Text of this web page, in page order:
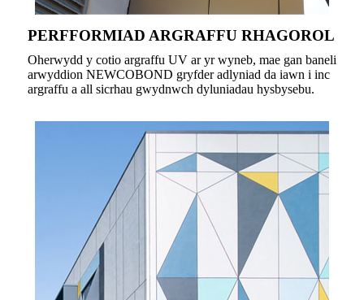
PERFFORMIAD ARGRAFFU RHAGOROL
Oherwydd y cotio argraffu UV ar yr wyneb, mae gan baneli
arwyddion NEWCOBOND gryfder adlyniad da iawn i inc
argraffu a all sicrhau gwydnwch dyluniadau hysbysebu.